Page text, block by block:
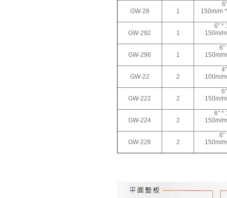
GW-28 1
150m/
GW-292 1
6” *
150m/
GW-296 1
6”
150m/
GW-22 2
100m/
GW-222 2
150m/
GW-224 2
6” *
150m/
GW-226 2
6”
150m/